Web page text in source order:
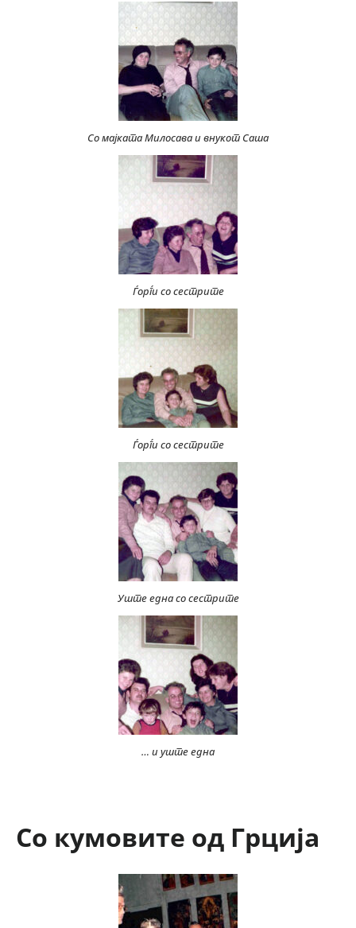
Со мајката Милосава и внукот Саша
Ѓорѓи со сестрите
Ѓорѓи со сестрите
Уште една со сестрите
… и уште една
Со кумовите од Грција